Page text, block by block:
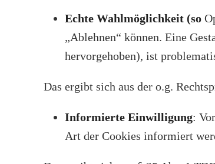
Echte Wahlmöglichkeit (so
„Ablehnen“ können. Eine
hervorgehoben), ist
Das ergibt sich aus der o.g.
Informierte Einwilligung:
Art der Cookies informiert